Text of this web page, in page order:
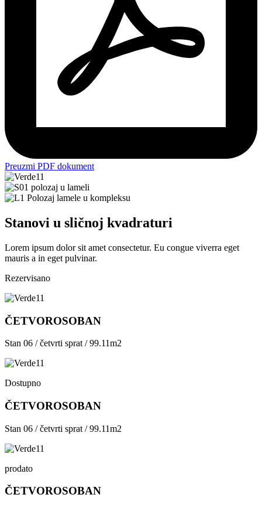
Preuzmi PDF dokument
Stanovi u sličnoj kvadraturi
Lorem ipsum dolor sit amet consectetur. Eu congue viverra eget
mauris a in eget pulvinar.
Rezervisano
ČETVOROSOBAN
Stan 06 / četvrti sprat / 99.11m2
Dostupno
ČETVOROSOBAN
Stan 06 / četvrti sprat / 99.11m2
prodato
ČETVOROSOBAN